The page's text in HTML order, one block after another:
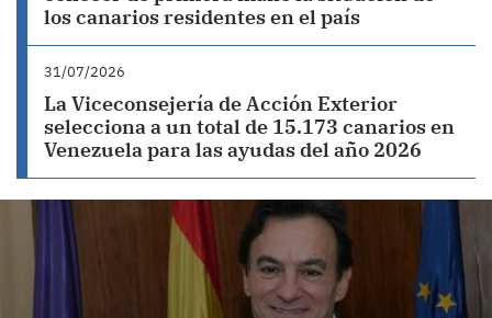
los canarios residentes en el país
31/07/2026
La Viceconsejería de Acción Exterior
selecciona a un total de 15.173 canarios en
Venezuela para las ayudas del año 2026